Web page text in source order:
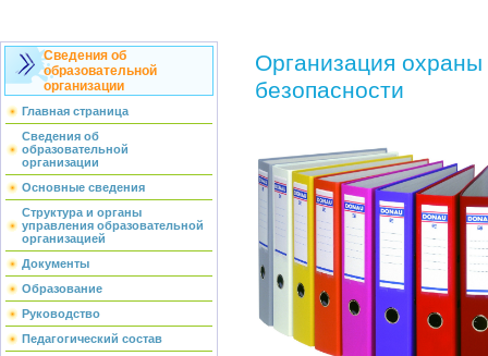
Сведения об
образовательной
организации
Главная страница
Сведения об
образовательной
организации
Основные сведения
Структура и органы
управления образовательной
организацией
Документы
Образование
Руководство
Педагогический состав
Организация
безопасности